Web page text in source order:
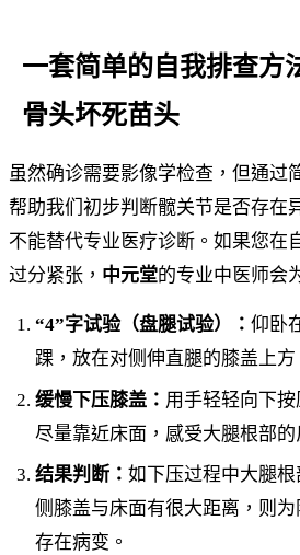
一套简单的自我排查方
骨头坏死苗头
虽然确诊需要影像学检查，但通过
帮助我们初步判断髋关节是否存在
不能替代专业医疗诊断。如果您在
过分紧张， 中元堂的专业中医师会
“4”字试验（盘腿试验）： 仰卧
踝，放在对侧伸直腿的膝盖上方
缓慢下压膝盖： 用手轻轻向下
尽量靠近床面，感受大腿根部的
结果判断： 如下压过程中大腿
侧膝盖与床面有很大距离，则
存在病变。